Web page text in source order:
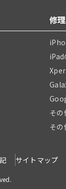
修
iPad
その
そ
サイトマップ